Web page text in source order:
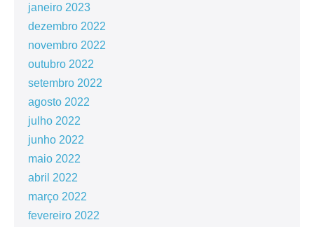
janeiro 2023
dezembro 2022
novembro 2022
outubro 2022
setembro 2022
agosto 2022
julho 2022
junho 2022
maio 2022
abril 2022
março 2022
fevereiro 2022